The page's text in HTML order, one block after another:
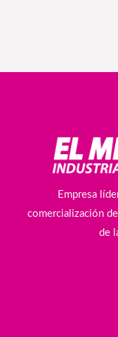
Empresa
comercialización
de